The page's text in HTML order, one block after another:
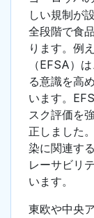
しい規制が
全段階で食
ります。例
（EFSA）
る意識を高
います。
スク評価を
正しました
染に関連す
レーサビリ
います。
東欧や中央